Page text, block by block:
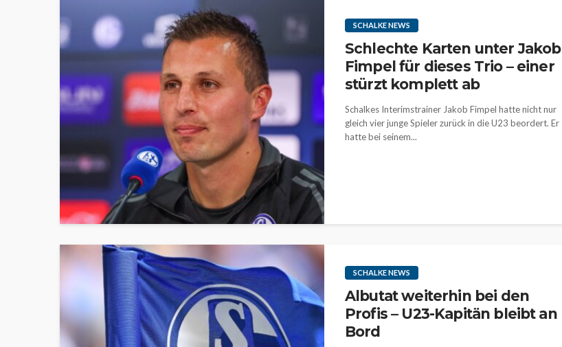
SCHALKE NEWS
Schlechte Karten unter Jakob
Fimpel für dieses Trio – einer
stürzt komplett ab
Schalkes Interimstrainer Jakob Fimpel hatte nicht nur
gleich vier junge Spieler zurück in die U23 beordert. Er
hatte bei seinem...
SCHALKE NEWS
Albutat weiterhin bei den
Profis – U23-Kapitän bleibt an
Bord